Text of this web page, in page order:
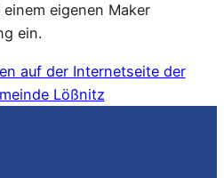
eigenen Maker
ein.
auf der Internetseite der
Lößnitz